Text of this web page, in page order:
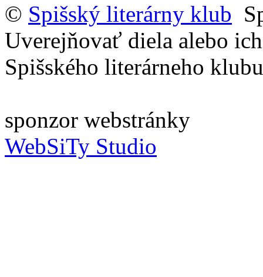
© Spišský literárny klub
Uverejňovať diela alebo
Spišského literárneho
sponzor webstránky
WebSiTy Studio